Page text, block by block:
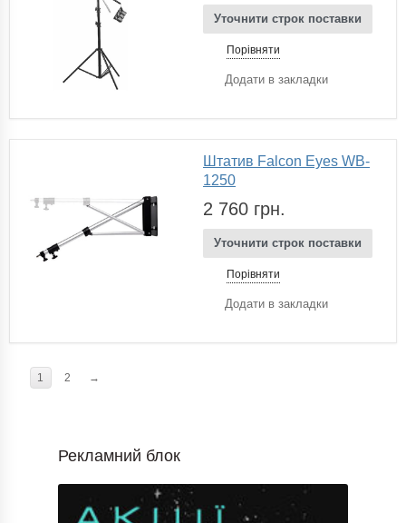
Уточнити строк поставки
Порівняти
Додати в закладки
Штатив Falcon Eyes WB-
1250
2 760 грн.
Уточнити строк поставки
Порівняти
Додати в закладки
1 2 →
Рекламний блок